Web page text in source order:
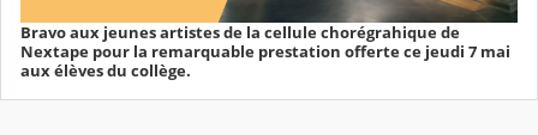
Bravo aux jeunes artistes de la cellule chorégrahique de
Nextape pour la remarquable prestation offerte ce jeudi 7 mai
aux élèves du collège.